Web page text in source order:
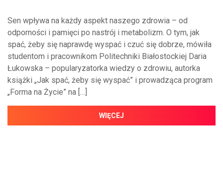
Sen wpływa na każdy aspekt naszego zdrowia – od
odporności i pamięci po nastrój i metabolizm. O tym, jak
spać, żeby się naprawdę wyspać i czuć się dobrze, mówiła
studentom i pracownikom Politechniki Białostockiej Daria
Łukowska – popularyzatorka wiedzy o zdrowiu, autorka
książki „Jak spać, żeby się wyspać” i prowadząca program
„Forma na Życie” na […]
WIĘCEJ